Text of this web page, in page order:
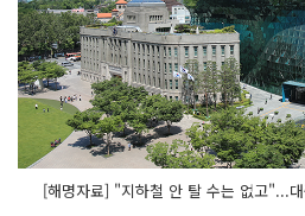
[해명자료] "지하철 안 탈 수는 없고"...